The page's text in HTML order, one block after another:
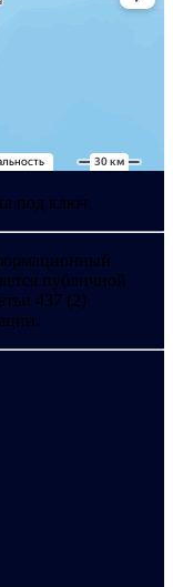
под ключ
публичной
437 (2)